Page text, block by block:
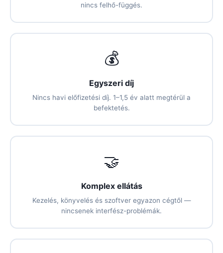
nincs felhő-függés.
💰
Egyszeri díj
Nincs havi előfizetési díj. 1–1,5 év alatt megtérül a
befektetés.
🤝
Komplex ellátás
Kezelés, könyvelés és szoftver egyazon cégtől —
nincsenek interfész-problémák.